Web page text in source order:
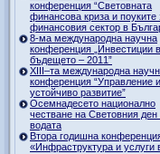
конференция “Световната
финансова криза и поуките
финансовия сектор в
8-ма международна научна
конференция „Инвестиции в
бъдещето – 2011”
ХІІІ–та международна
конференция “Управление и
устойчиво развитие”
Осемнадесето национално
честване на Световния ден
водата
Втора годишна
«Инфраструктура и услуги